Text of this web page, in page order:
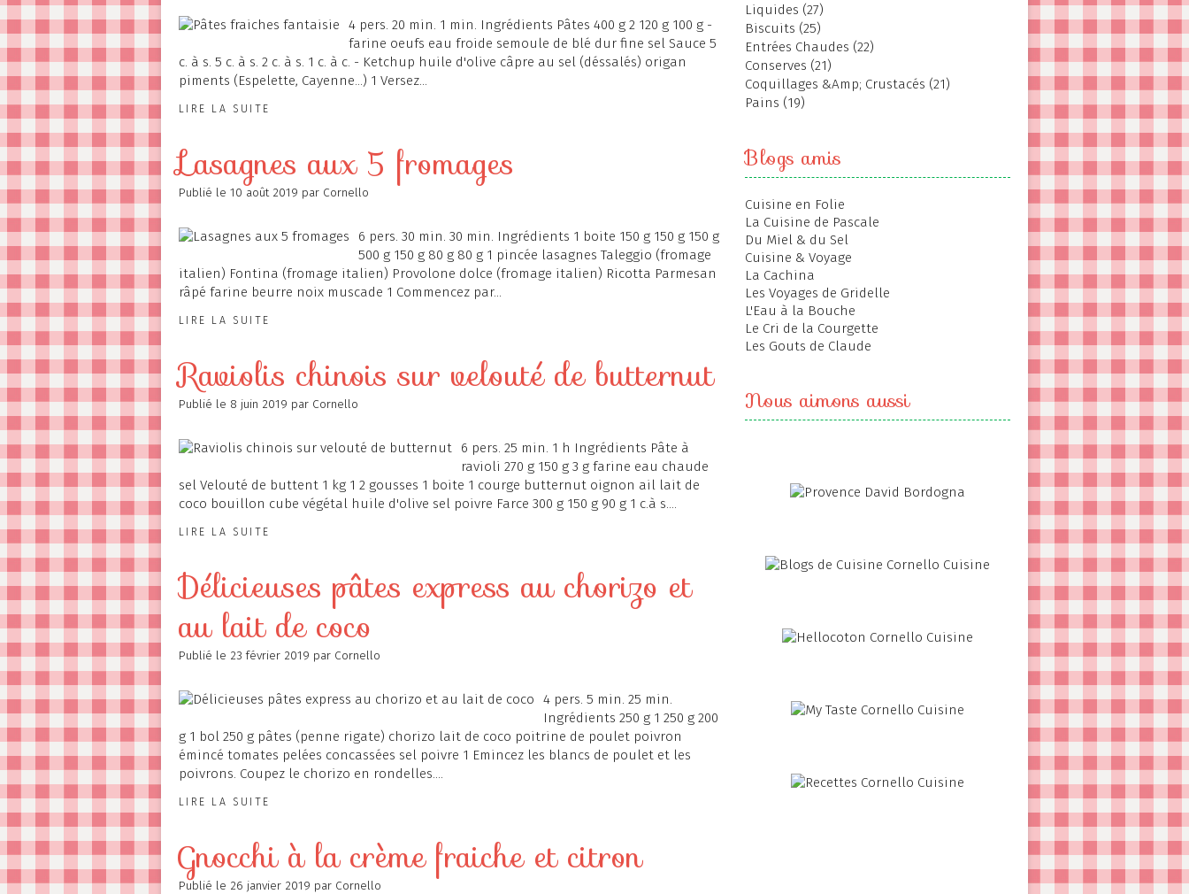
4 pers. 20 min. 1 min. Ingrédients Pâtes 400 g 2 120 g 100 g -
farine oeufs eau froide semoule de blé dur fine sel Sauce 5
c. à s. 5 c. à s. 2 c. à s. 1 c. à c. - Ketchup huile d'olive câpre au sel (déssalés) origan
piments (Espelette, Cayenne...) 1 Versez...
LIRE LA SUITE
Lasagnes aux 5 fromages
Publié le 10 août 2019 par Cornello
6 pers. 30 min. 30 min. Ingrédients 1 boite 150 g 150 g 150 g
500 g 150 g 80 g 80 g 1 pincée lasagnes Taleggio (fromage
italien) Fontina (fromage italien) Provolone dolce (fromage italien) Ricotta Parmesan
râpé farine beurre noix muscade 1 Commencez par...
LIRE LA SUITE
Raviolis chinois sur velouté de butternut
Publié le 8 juin 2019 par Cornello
6 pers. 25 min. 1 h Ingrédients Pâte à
ravioli 270 g 150 g 3 g farine eau chaude
sel Velouté de buttent 1 kg 1 2 gousses 1 boite 1 courge butternut oignon ail lait de
coco bouillon cube végétal huile d'olive sel poivre Farce 300 g 150 g 90 g 1 c.à s....
LIRE LA SUITE
Délicieuses pâtes express au chorizo et
au lait de coco
Publié le 23 février 2019 par Cornello
4 pers. 5 min. 25 min.
Ingrédients 250 g 1 250 g 200
g 1 bol 250 g pâtes (penne rigate) chorizo lait de coco poitrine de poulet poivron
émincé tomates pelées concassées sel poivre 1 Emincez les blancs de poulet et les
poivrons. Coupez le chorizo en rondelles....
LIRE LA SUITE
Gnocchi à la crème fraiche et citron
Publié le 26 janvier 2019 par Cornello
Liquides (27)
Biscuits (25)
Entrées Chaudes (22)
Conserves (21)
Coquillages &Amp; Crustacés (21)
Pains (19)
Blogs amis
Cuisine en Folie
La Cuisine de Pascale
Du Miel & du Sel
Cuisine & Voyage
La Cachina
Les Voyages de Gridelle
L'Eau à la Bouche
Le Cri de la Courgette
Les Gouts de Claude
Nous aimons aussi